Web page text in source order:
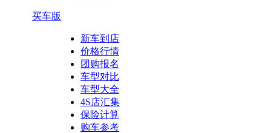
买车版
新车到店
价格行情
团购报名
车型对比
车型大全
4S店汇集
保险计算
购车参考